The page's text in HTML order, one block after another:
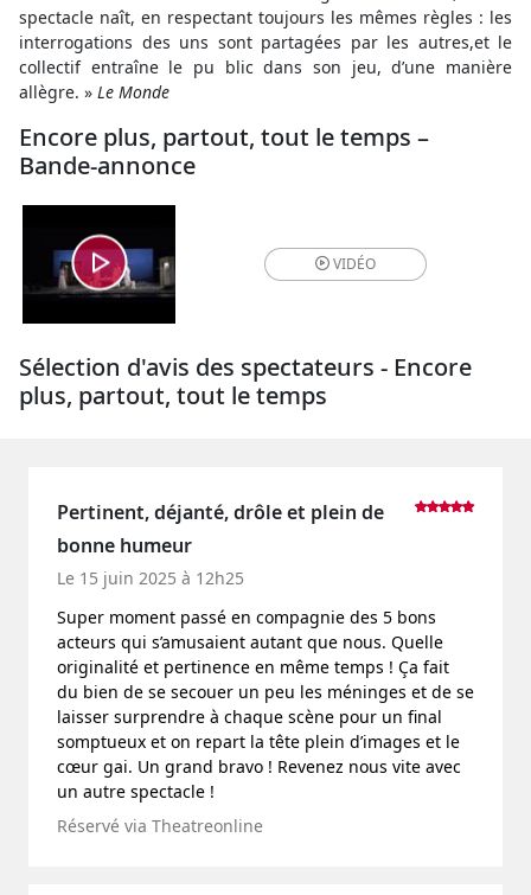
spectacle naît, en respectant toujours les mêmes règles : les
interrogations des uns sont partagées par les autres,et le
collectif entraîne le pu blic dans son jeu, d’une manière
allègre. » Le Monde
Encore plus, partout, tout le temps –
Bande-annonce
VIDÉO
Sélection d'avis des spectateurs - Encore
plus, partout, tout le temps
Pertinent, déjanté, drôle et plein de
bonne humeur
Le 15 juin 2025 à 12h25
Super moment passé en compagnie des 5 bons
acteurs qui s’amusaient autant que nous. Quelle
originalité et pertinence en même temps ! Ça fait
du bien de se secouer un peu les méninges et de se
laisser surprendre à chaque scène pour un final
somptueux et on repart la tête plein d’images et le
cœur gai. Un grand bravo ! Revenez nous vite avec
un autre spectacle !
Réservé via Theatreonline